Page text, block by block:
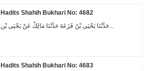
Hadits Shahih Bukhari No: 4682
حَدَّثَنَا يَحْيَى بْنُ قَزَعَةَ حَدَّثَنَا مَالِكٌ عَنْ يَحْيَى بْن...
Hadits Shahih Bukhari No: 4683